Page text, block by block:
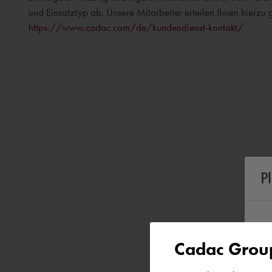
und Einsatztyp ab. Unsere Mitarbeiter erteilen Ihnen
https://www.cadac.com/de/kundendienst-kontakt/
Cadac